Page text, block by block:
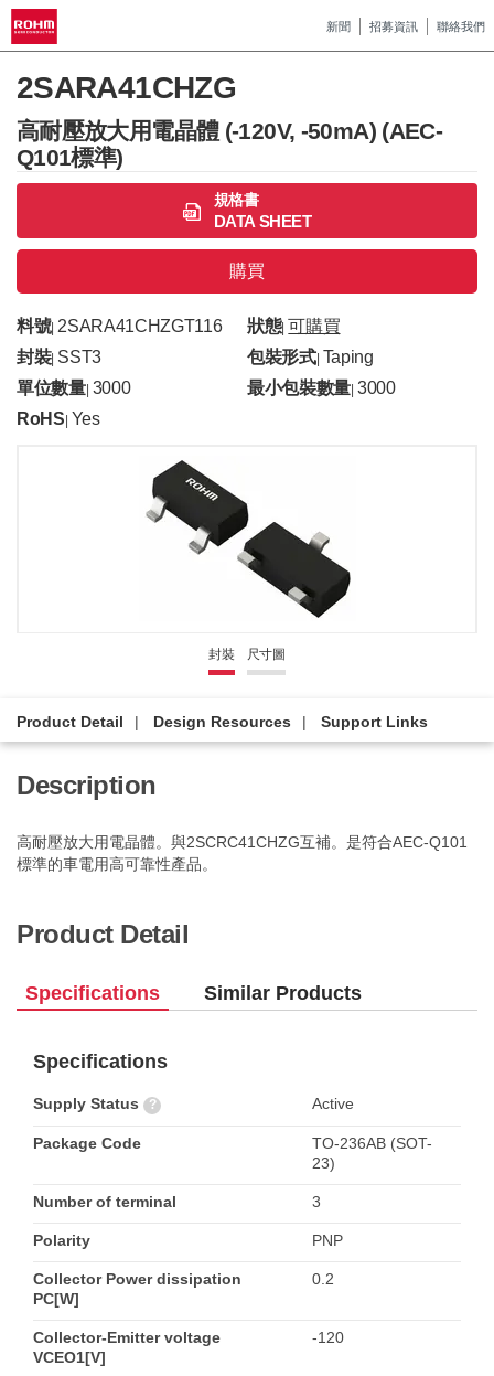
新聞 招募資訊 聯絡我們
2SARA41CHZG
高耐壓放大用電晶體 (-120V, -50mA) (AEC-
Q101標準)
規格書
DATA SHEET
購買
料號|2SARA41CHZGT116 狀態| 可購買
封裝| SST3 包裝形式| Taping
單位數量| 3000 最小包裝數量 |3000
RoHS Yes
封裝 尺寸圖
Product Detail Design Resources Support Links
Description
高耐壓放大用電晶體。與2SCRC41CHZG互補。是符合AEC-Q101
標準的車電用高可靠性產品。
Product Detail
Specifications Similar Products
Specifications
Supply Status ? Active
Package Code
TO-236AB (SOT-
23)
Number of terminal 3
Polarity PNP
Collector Power dissipation
PC[W]
0.2
Collector-Emitter voltage
VCEO1[V]
-120